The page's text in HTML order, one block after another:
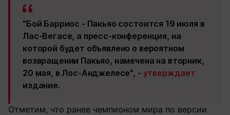
"Бой Барриос - Пакьяо состоится 19 июля в
Лас-Вегасе, а пресс-конференция, на
которой будет объявлено о вероятном
возвращении Пакьяо, намечена на вторник,
20 мая, в Лос-Анджелесе", - утверждает
издание.
Отметим, что ранее чемпионом мира по версии